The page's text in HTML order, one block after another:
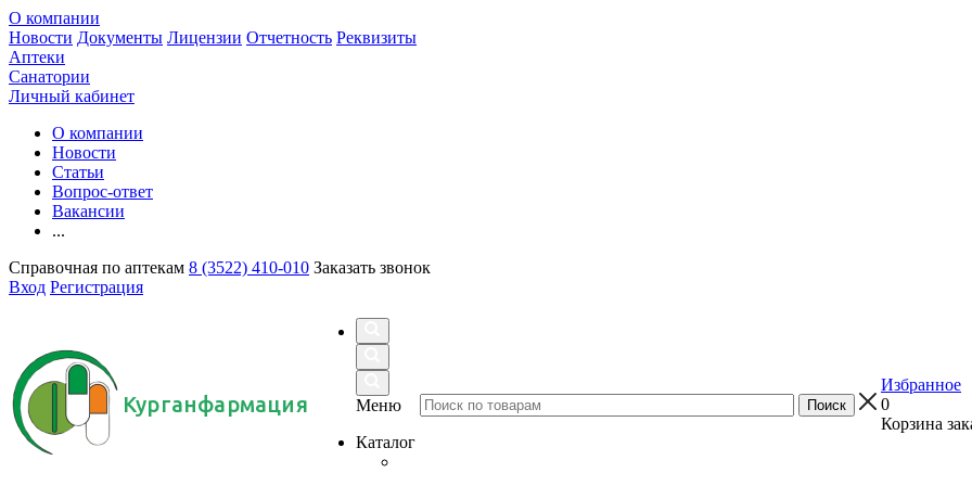
О компании
Новости Документы Лицензии Отчетность Реквизиты
Аптеки
Санатории
Личный кабинет
О компании
Новости
Статьи
Вопрос-ответ
Вакансии
...
Справочная по аптекам 8 (3522) 410-010 Заказать звонок
Вход Регистрация
Курганфармация
Меню
Каталог
Избранное
0
Корзина